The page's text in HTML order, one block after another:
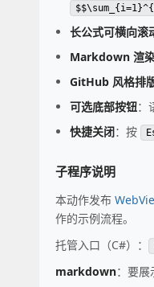
长公式可横向滚
Markdown 渲
GitHub 风格排
可选底部按钮：
快捷关闭：按
子程序说明
本动作发布
作的示例流程。
托管入口（C#）：
markdown：要